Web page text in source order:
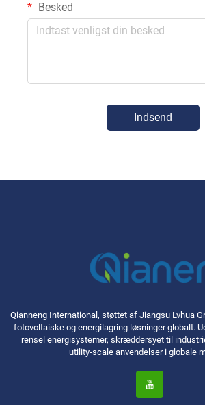
Besked
Indsend
Qianneng International, støttet af Jiangsu Lvhua
fotovoltaiske og energilagring løsninger globalt.
rensel energisystemer, skræddersyet til
utility-scale anvendelser i globale